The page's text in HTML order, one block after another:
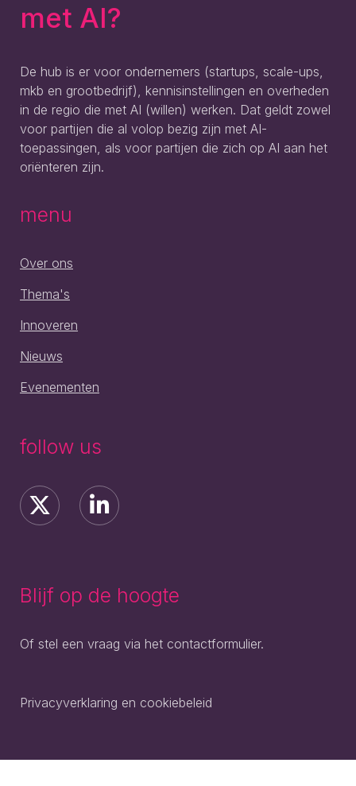
met AI?
De hub is er voor ondernemers (startups, scale-ups,
mkb en grootbedrijf), kennisinstellingen en overheden
in de regio die met AI (willen) werken. Dat geldt zowel
voor partijen die al volop bezig zijn met AI-
toepassingen, als voor partijen die zich op AI aan het
oriënteren zijn.
menu
Over ons
Thema's
Innoveren
Nieuws
Evenementen
follow us
Blijf op de hoogte
Of stel een vraag via het contactformulier.
Privacyverklaring en cookiebeleid